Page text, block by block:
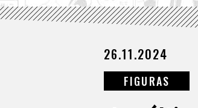
26.11.2024
FIGURAS